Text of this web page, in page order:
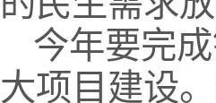
今年要完
大项目建设